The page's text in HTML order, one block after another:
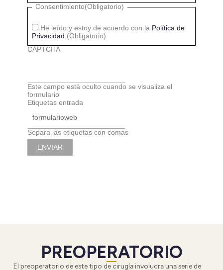
Consentimiento(Obligatorio)
He leído y estoy de acuerdo con la Política de
Privacidad (Obligatorio)
CAPTCHA
Este campo está oculto cuando se visualiza el
formulario
Etiquetas entrada
Separa las etiquetas con comas
PREOPERATORIO
El preoperatorio de este tipo de cirugía involucra una serie de